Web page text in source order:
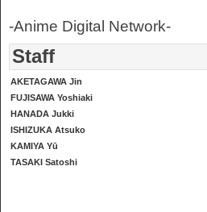
-Anime Digital Network-
Staff
AKETAGAWA Jin
FUJISAWA Yoshiaki
HANADA Jukki
ISHIZUKA Atsuko
KAMIYA Yū
TASAKI Satoshi